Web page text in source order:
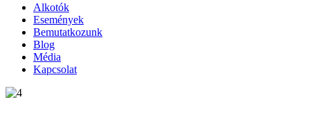
Alkotók
Események
Bemutatkozunk
Blog
Média
Kapcsolat